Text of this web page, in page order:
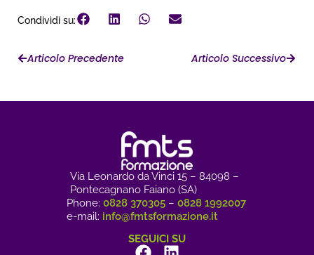
Condividi su:
Articolo Precedente Articolo Successivo
Via Leonardo da Vinci 15 – 84098 –
Pontecagnano Faiano (SA)
Phone: 0828 370305 – 0828 1992007
e-mail: info@fmtsformazione.it
SEGUICI SU